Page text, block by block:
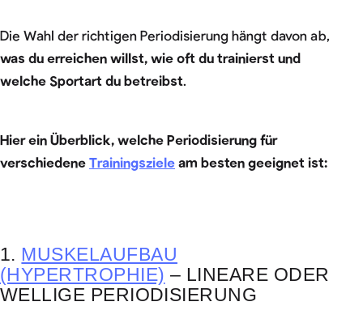
Die Wahl der richtigen Periodisierung hängt davon ab,
was du erreichen willst, wie oft du trainierst und
welche Sportart du betreibst.
Hier ein Überblick, welche Periodisierung für
verschiedene Trainingsziele am besten geeignet ist:
1. MUSKELAUFBAU
(HYPERTROPHIE) – LINEARE ODER
WELLIGE PERIODISIERUNG